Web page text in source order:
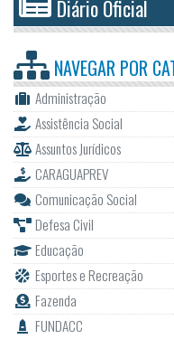
Diário Oficial
NAVEGAR POR
Administração
Assistência Social
Assuntos Jurídicos
CARAGUAPREV
Comunicação Social
Defesa Civil
Educação
Esportes e Recreação
Fazenda
FUNDACC